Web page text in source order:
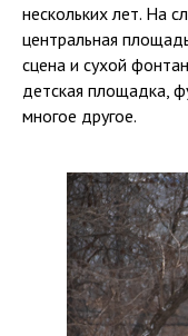
нескольких лет. На
центральная
сцена и сухой
детская площадка,
многое другое.